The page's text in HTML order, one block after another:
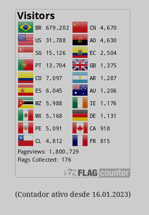
(Contador ativo desde 16.01.2023)